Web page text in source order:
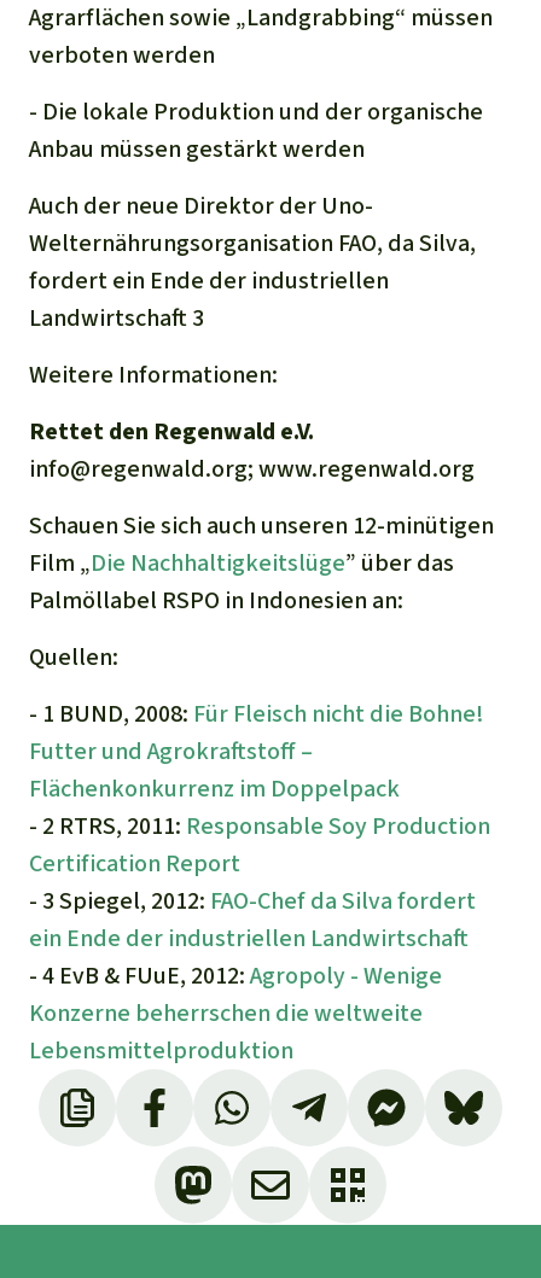
Agrarflächen sowie „Landgrabbing“ müssen
verboten werden
- Die lokale Produktion und der organische
Anbau müssen gestärkt werden
Auch der neue Direktor der Uno-
Welternährungsorganisation FAO, da Silva,
fordert ein Ende der industriellen
Landwirtschaft 3
Weitere Informationen:
Rettet den Regenwald e.V.
info@regenwald.org; www.regenwald.org
Schauen Sie sich auch unseren 12-minütigen
Film „Die Nachhaltigkeitslüge” über das
Palmöllabel RSPO in Indonesien an:
Quellen:
- 1 BUND, 2008: Für Fleisch nicht die Bohne!
Futter und Agrokraftstoff –
Flächenkonkurrenz im Doppelpack
- 2 RTRS, 2011: Responsable Soy Production
Certification Report
- 3 Spiegel, 2012: FAO-Chef da Silva fordert
ein Ende der industriellen Landwirtschaft
- 4 EvB & FUuE, 2012:Agropoly - Wenige
Konzerne beherrschen die weltweite
Lebensmittelproduktion